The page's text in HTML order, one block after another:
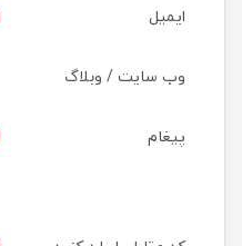
ایمیل
وب سایت / وبلاگ
پیغام